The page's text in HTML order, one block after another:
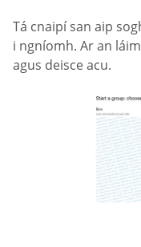
Tá cnaipí san aip
i ngníomh. Ar an
agus deisce acu.